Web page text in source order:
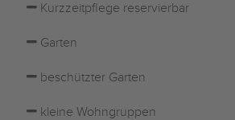
Kurzzeitpflege reservierbar
Garten
beschützter Garten
kleine Wohngruppen